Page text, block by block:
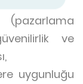
ve
uygunluğu